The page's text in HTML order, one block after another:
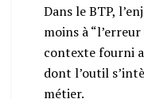
Dans le BTP,
moins à
contexte fourni
dont l’outil
métier.